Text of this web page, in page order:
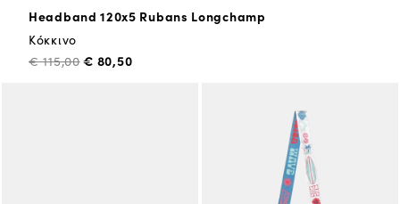
Headband 120x5 Rubans Longchamp
Κόκκινο
€ 115,00€ 80,50